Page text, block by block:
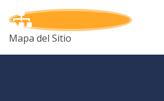
Mapa del Sitio